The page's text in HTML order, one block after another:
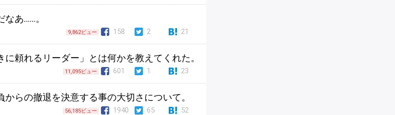
あ……。
9,862ビュー 158 2 21
頼れるリーダー」とは何かを教えてくれた。
11,095ビュー 601 1 23
からの撤退を決意する事の大切さについて。
56,185ビュー 1940 65 52